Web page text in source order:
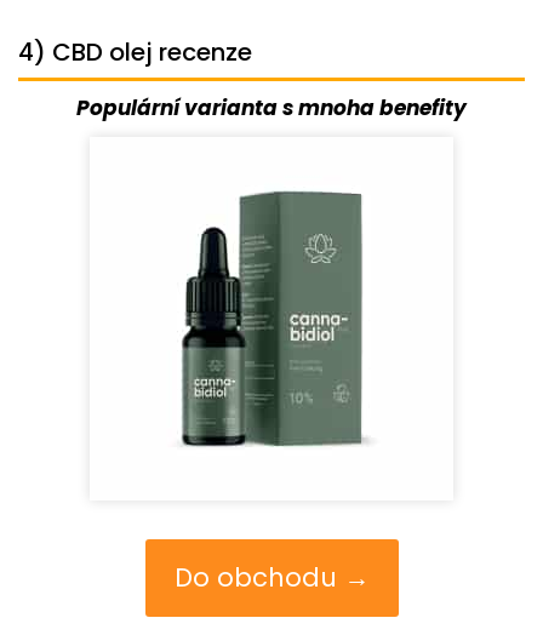
4) CBD olej recenze
Populární varianta s mnoha benefity
Do obchodu →